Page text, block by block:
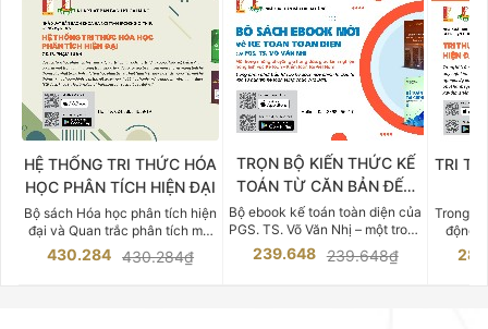
HỆ THỐNG TRI THỨC HÓA
HỌC PHÂN TÍCH HIỆN ĐẠI
Bộ sách Hóa học phân tích hiện
đại và Quan trắc phân tích môi
trường của Cố Giáo sư, Tiến sĩ
Phạm Luận là một trong những
430.284 430.284₫
TRỌN BỘ KIẾN THỨC KẾ
TOÁN TỪ CĂN BẢN ĐẾN
CHUYÊN SÂU
Bộ ebook kế toán toàn diện của
PGS. TS. Võ Văn Nhị – một trong
những chuyên gia hàng đầu,
giàu kinh nghiệm trong lĩnh vực
239.648 239.648₫
TRI
Trong
động
việc
tế và